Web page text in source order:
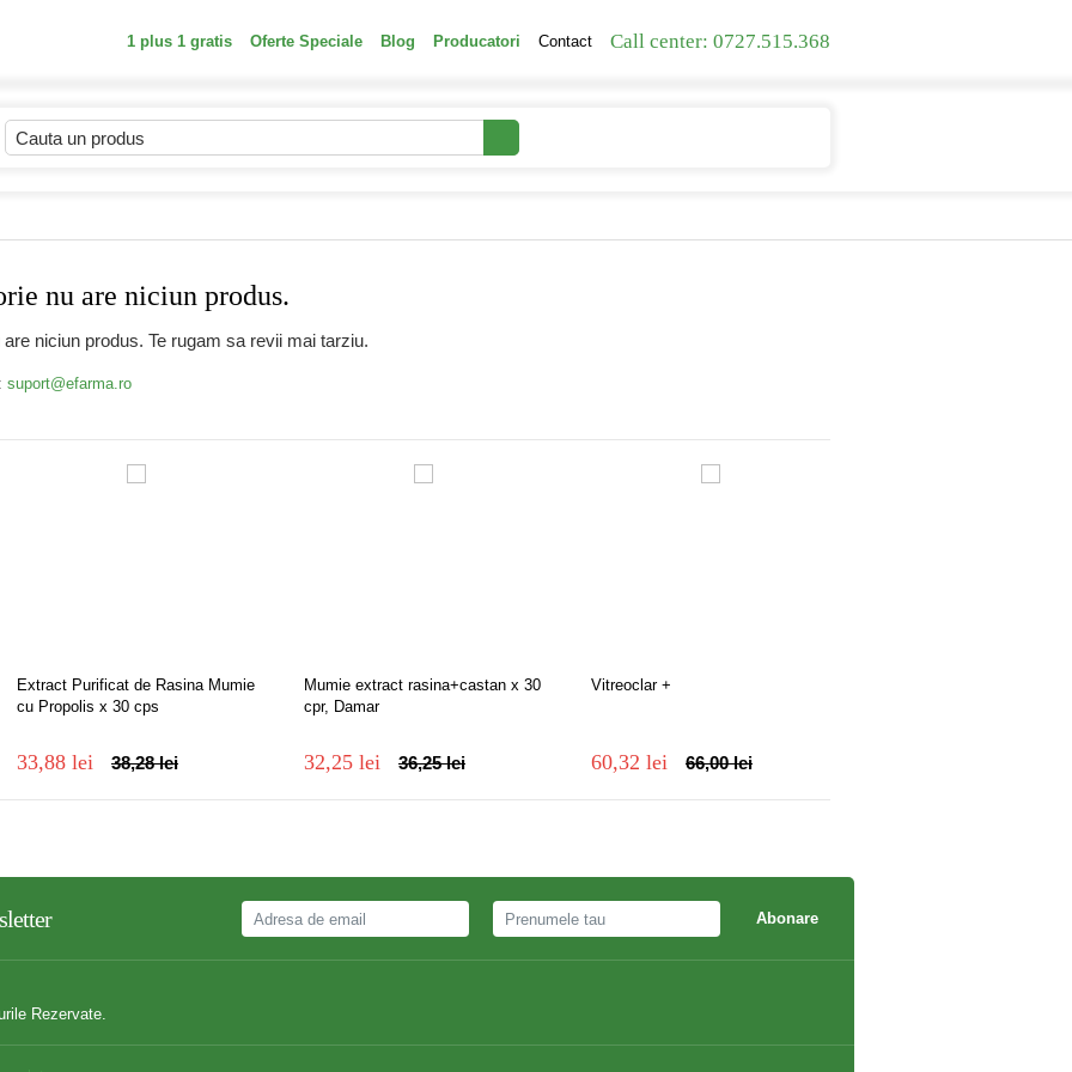
1 plus 1 gratis Oferte Speciale Blog Producatori Contact Call center: 0727.515.368
nu are niciun produs.
niciun produs. Te rugam sa revii mai tarziu.
suport@efarma.ro
Extract Purificat de Rasina Mumie
cu Propolis x 30 cps
33,88 lei 38,28 lei
Mumie extract rasina+castan x 30
cpr, Damar
32,25 lei 36,25 lei
Vitreoclar +
60,32 lei 66,00 lei
Abonare
Rezervate.